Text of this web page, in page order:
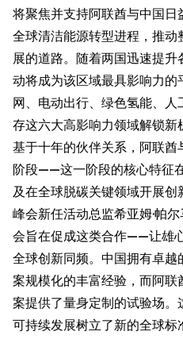
将聚焦并支持阿联酋与中国
全球清洁能源转型进程，推
展的道路。随着两国迅速提
动将成为该区域最具影响力
网、电动出行、绿色氢能、
存这六大高影响力领域解锁新
基于十年的伙伴关系，阿联
阶段——这一阶段的核心特征
及在全球脱碳关键领域开展创
峰会新任活动总监希亚姆·帕
会旨在促成这类合作——让雄
全球创新同频。中国拥有卓
案规模化的丰富经验，而阿
案提供了量身定制的试验场
可持续发展树立了新的全球标